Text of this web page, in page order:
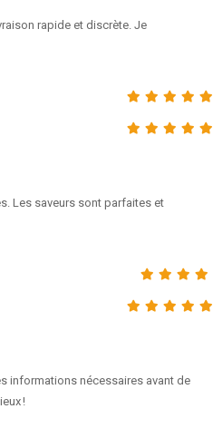
rapide et discrète. Je
Les saveurs sont parfaites et
informations nécessaires avant de
!